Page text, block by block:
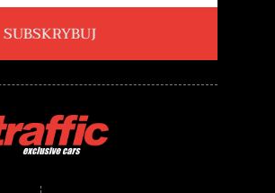
SUBSKRYBUJ